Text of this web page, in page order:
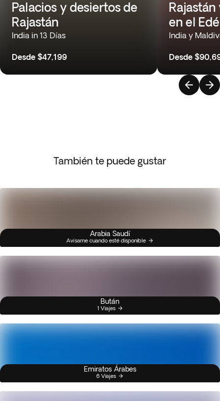
Palacios y desiertos de
Rajastán
India in 13 Días
Desde $47,199
en el
India y
Desde
También te puede gustar
Arabia Saudí
Avísame cuando esté disponible
Bután
1 Viajes
Emiratos Árabes
6 Viajes